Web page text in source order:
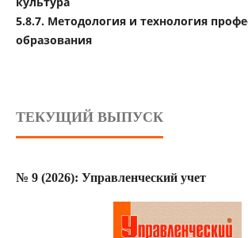
5.8.7. Методология и технология
образования
ТЕКУЩИЙ ВЫПУСК
№ 9 (2026): Управленческий учет